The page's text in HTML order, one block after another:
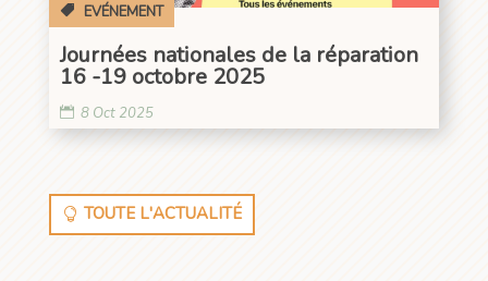
EVÉNEMENT
Journées nationales de la réparation
16 -19 octobre 2025
8 Oct 2025
TOUTE L'ACTUALITÉ